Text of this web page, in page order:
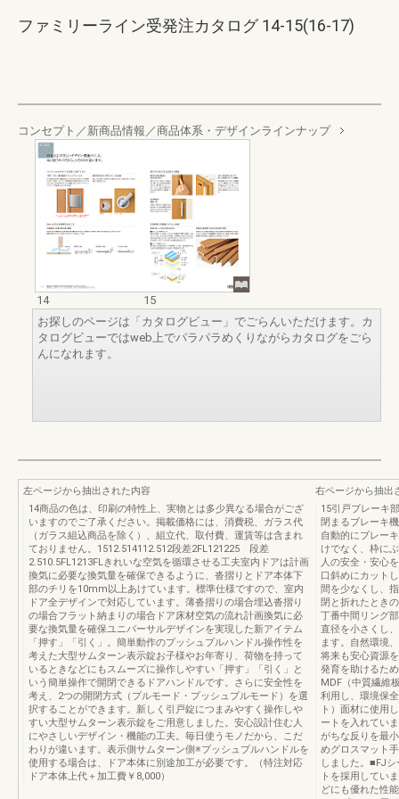
ファミリーライン受発注カタログ 14-15(16-17)
コンセプト／新商品情報／商品体系・デザインラインナップ
14
15
お探しのページは「カタログビュー」でごらんいただけます。カ
タログビューではweb上でパラパラめくりながらカタログをごら
んになれます。
左ページから抽出された内容
14商品の色は、印刷の特性上、実物とは多少異なる場合がござ
いますのでご了承ください。掲載価格には、消費税、ガラス代
（ガラス組込商品を除く）、組立代、取付費、運賃等は含まれ
ておりません。1512.514112.512段差2FL121225 段差
2.510.5FL1213FLきれいな空気を循環させる工夫室内ドアは計画
換気に必要な換気量を確保できるように、沓摺りとドア本体下
部のチリを10mm以上あけています。標準仕様ですので、室内
ドア全デザインで対応しています。薄沓摺りの場合埋込沓摺り
の場合フラット納まりの場合ドア床材空気の流れ計画換気に必
要な換気量を確保ユニバーサルデザインを実現した新アイテム
「押す」「引く」。簡単動作のプッシュプルハンドル操作性を
考えた大型サムターン表示錠お子様やお年寄り、荷物を持って
いるときなどにもスムーズに操作しやすい「押す」「引く」と
いう簡単操作で開閉できるドアハンドルです。さらに安全性を
考え、2つの開閉方式（プルモード・プッシュプルモード）を選
択することができます。新しく引戸錠につまみやすく操作しや
すい大型サムターン表示錠をご用意しました。安心設計住む人
にやさしいデザイン・機能の工夫。毎日使うモノだから、こだ
わりが違います。表示側サムターン側※プッシュプルハンドルを
使用する場合は、ドア本体に別途加工が必要です。（特注対応
ドア本体上代＋加工費￥8,000）
右ページから抽出
15引戸ブレーキ
閉まるブレーキ
自動的にブレー
けでなく、枠に
人の安全・安心
口斜めにカット
間を少なくし、
閉と折れたとき
丁番中間リング
直径を小さくし
ます。自然環境
将来も安心資源
発育を助けるた
MDF（中質繊維
利用し、環境保
ト）面材に使用
ートを入れてい
がちな反りを最
めグロスマット
しました。■FJ
トを採用してい
どにも優れた性